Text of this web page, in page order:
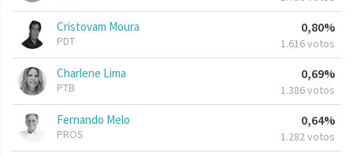
Cristovam Moura
PDT
0,80%
1.616 votos
Charlene Lima
PTB
0,69%
1.386 votos
Fernando Melo
PROS
0,64%
1.282 votos